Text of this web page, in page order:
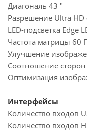
Диагональ 43 "
Разрешение Ultra HD
LED-подсветка Edge
Частота матрицы 60
Улучшение
Соотношение сторон
Оптимизация
Интерфейсы
Количество входов
Количество входов